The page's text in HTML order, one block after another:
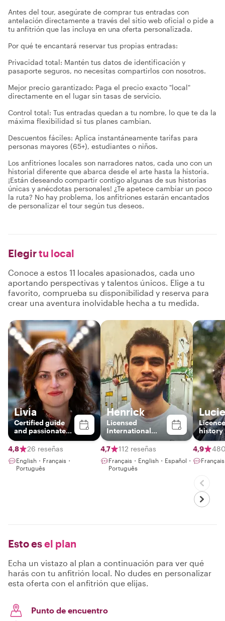
Antes del tour, asegúrate de comprar tus entradas con
antelación directamente a través del sitio web oficial o pide a
tu anfitrión que las incluya en una oferta personalizada.
Por qué te encantará reservar tus propias entradas:
Privacidad total: Mantén tus datos de identificación y
pasaporte seguros, no necesitas compartirlos con nosotros.
Mejor precio garantizado: Paga el precio exacto "local"
directamente en el lugar sin tasas de servicio.
Control total: Tus entradas quedan a tu nombre, lo que te da la
máxima flexibilidad si tus planes cambian.
Descuentos fáciles: Aplica instantáneamente tarifas para
personas mayores (65+), estudiantes o niños.
Los anfitriones locales son narradores natos, cada uno con un
historial diferente que abarca desde el arte hasta la historia.
¡Están deseando compartir contigo algunas de sus historias
únicas y anécdotas personales! ¿Te apetece cambiar un poco
la ruta? No hay problema, los anfitriones estarán encantados
de personalizar el tour según tus deseos.
Elegirtu local
Conoce a estos 11 locales apasionados, cada uno
aportando perspectivas y talentos únicos. Elige a tu
favorito, comprueba su disponibilidad y reserva para
crear una aventura inolvidable hecha a tu medida.
Livia
Certified guide
and passionate
storyteller
4,8
26 reseñas
English・Français・
Português
Henrick
Licensed
International
Guide
4,7
112 reseñas
Français・English・Español・
Português
history
4,9
Esto esel plan
Echa un vistazo al plan a continuación para ver qué
harás con tu anfitrión local. No dudes en personalizar
esta oferta con el anfitrión que elijas.
Punto de encuentro